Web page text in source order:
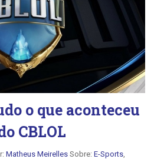
o que aconteceu
CBLOL
Matheus Meirelles Sobre: E-Sports